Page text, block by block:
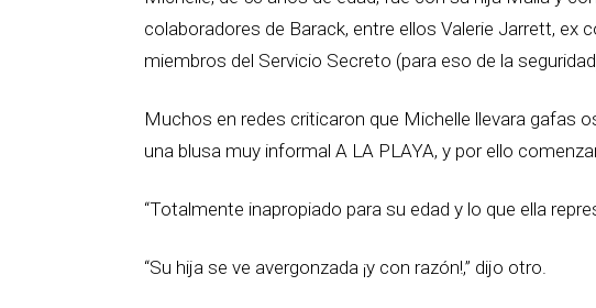
colaboradores de Barack, entre ellos Valerie Jarrett, ex
miembros del Servicio Secreto (para eso de la
Muchos en redes criticaron que Michelle llevara gafas
una blusa muy informal A LA PLAYA, y por ello
“Totalmente inapropiado para su edad y lo que ella
“Su hija se ve avergonzada ¡y con razón!,” dijo otro.